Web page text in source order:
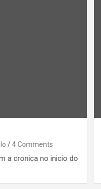
4 Comments
cronica no inicio do